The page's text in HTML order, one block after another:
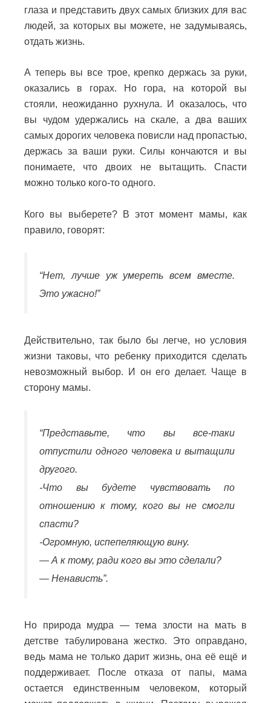
глаза и представить двух самых близких для вас
людей, за которых вы можете, не задумываясь,
отдать жизнь.
А теперь вы все трое, крепко держась за руки,
оказались в горах.
Но гора, на которой вы
стояли, неожиданно рухнула.
И оказалось, что
вы чудом удержались на скале, а два ваших
самых дорогих человека повисли над пропастью,
держась за ваши руки.Силы кончаются и вы
понимаете, что двоих не вытащить. Спасти
можно только кого-то одного.
Кого вы выберете? В этот момент мамы, как
правило, говорят:
“Нет, лучше уж умереть всем вместе.
Это ужасно!”
Действительно, так было бы легче, но условия
жизни таковы, что ребенку приходится сделать
невозможный выбор.
И он его делает. Чаще в
сторону мамы.
“Представьте, что вы все-таки
отпустили одного человека и вытащили
другого.
-Что вы будете чувствовать по
отношению к тому, кого вы не смогли
спасти?
-Огромную, испепеляющую вину.
— А к тому, ради кого вы это сделали?
— Ненависть”.
Но природа мудра — тема злости на мать в
детстве табулирована жестко. Это оправдано,
ведь мама не только дарит жизнь, она её ещё и
поддерживает. После отказа от папы, мама
остается единственным человеком, который